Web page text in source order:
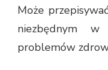
Może
niezbędnym w
problemów